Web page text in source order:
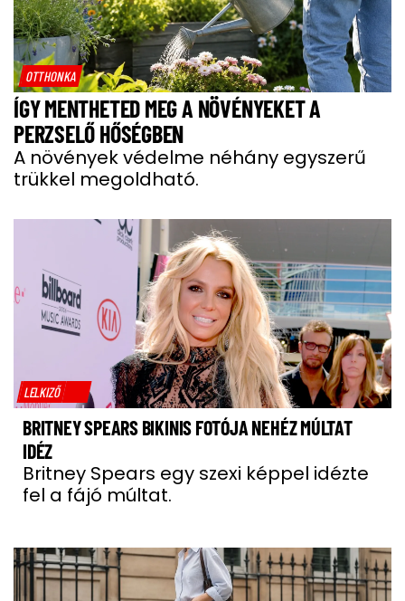
OTTHONKA
ÍGY MENTHETED MEG A NÖVÉNYEKET A
PERZSELŐ HŐSÉGBEN
A növények védelme néhány egyszerű
trükkel megoldható.
LELKIZŐ
BRITNEY SPEARS BIKINIS FOTÓJA NEHÉZ MÚLTAT
IDÉZ
Britney Spears egy szexi képpel idézte
fel a fájó múltat.